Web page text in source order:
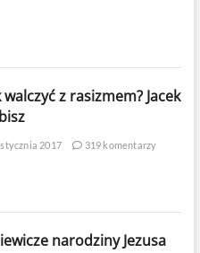
walczyć z rasizmem? Jacek
2017 319 komentarzy
narodziny Jezusa